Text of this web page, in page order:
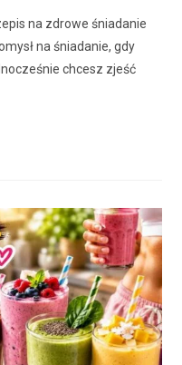
na zdrowe śniadanie
na śniadanie, gdy
chcesz zjeść